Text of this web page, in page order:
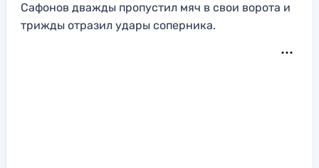
Сафонов дважды пропустил мяч в свои ворота и
трижды отразил удары соперника.